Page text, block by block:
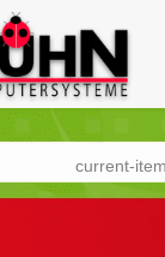
current-